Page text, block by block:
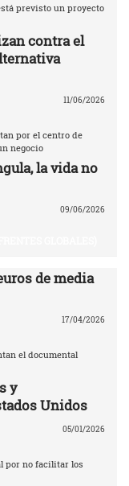
previsto un proyecto
contra el
11/06/2026
por el centro de
negocio
la vida no
09/06/2026
de media
17/04/2026
el documental
y
Unidos
05/01/2026
por no facilitar los